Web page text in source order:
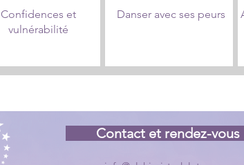
Confidences et
vulnérabilité
Danser avec ses peurs
Contact et rendez-vous